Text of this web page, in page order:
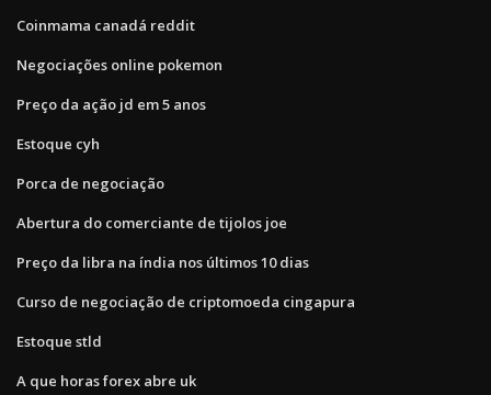
Coinmama canadá reddit
Negociações online pokemon
Preço da ação jd em 5 anos
Estoque cyh
Porca de negociação
Abertura do comerciante de tijolos joe
Preço da libra na índia nos últimos 10 dias
Curso de negociação de criptomoeda cingapura
Estoque stld
A que horas forex abre uk